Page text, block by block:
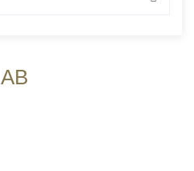
AB